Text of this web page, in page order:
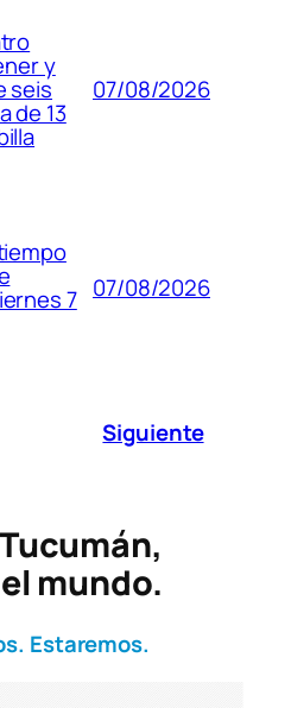
y
seis
de 13
07/08/2026
7 07/08/2026
Siguiente
mundo.
Estaremos.